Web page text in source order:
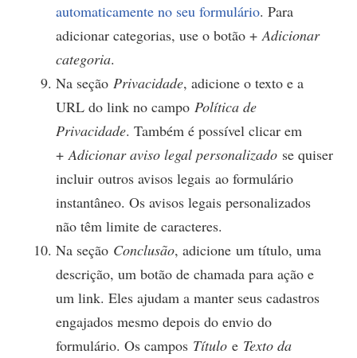
automaticamente no seu formulário. Para
adicionar categorias, use o botão + Adicionar
categoria.
Na seção Privacidade, adicione o texto e a
URL do link no campo Política de
Privacidade. Também é possível clicar em
+ Adicionar aviso legal personalizado se quiser
incluir outros avisos legais ao formulário
instantâneo. Os avisos legais personalizados
não têm limite de caracteres.
Na seção Conclusão, adicione um título, uma
descrição, um botão de chamada para ação e
um link. Eles ajudam a manter seus cadastros
engajados mesmo depois do envio do
formulário. Os campos Título e Texto da